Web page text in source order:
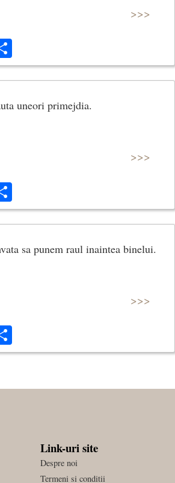
>>>
uneori primejdia.
>>>
sa punem raul inaintea binelui.
>>>
Link-uri site
Despre noi
Termeni si conditii